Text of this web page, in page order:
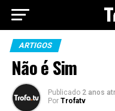
ARTIGOS
Não é Sim
Publicado 2 anos
Por Trofatv